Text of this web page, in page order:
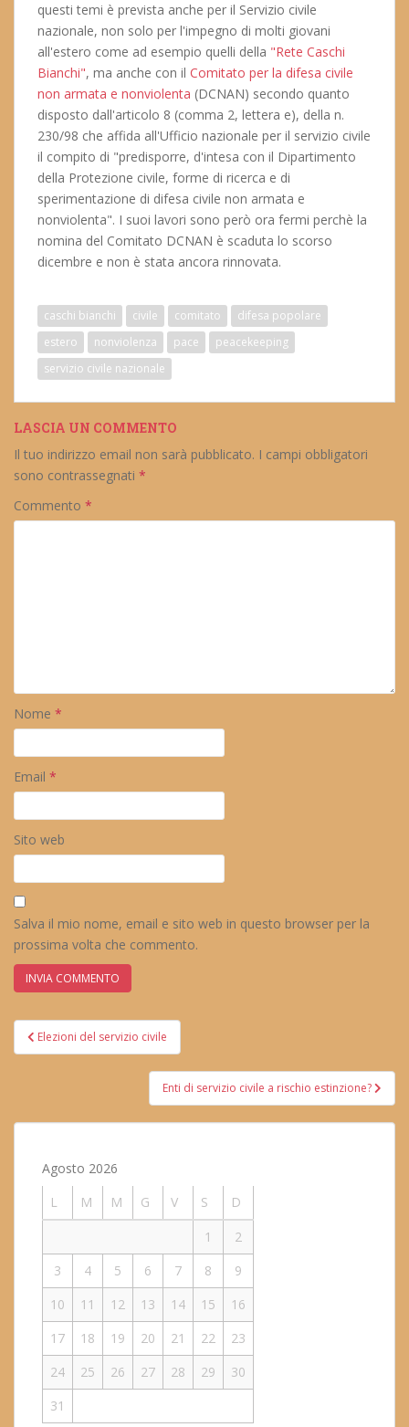
questi temi è prevista anche per il Servizio civile
nazionale, non solo per l'impegno di molti giovani
all'estero come ad esempio quelli della "Rete Caschi
Bianchi", ma anche con il Comitato per la difesa civile
non armata e nonviolenta (DCNAN) secondo quanto
disposto dall'articolo 8 (comma 2, lettera e), della n.
230/98 che affida all'Ufficio nazionale per il servizio civile
il compito di "predisporre, d'intesa con il Dipartimento
della Protezione civile, forme di ricerca e di
sperimentazione di difesa civile non armata e
nonviolenta". I suoi lavori sono però ora fermi perchè la
nomina del Comitato DCNAN è scaduta lo scorso
dicembre e non è stata ancora rinnovata.
caschi bianchi civile comitato
difesa popolare
estero
nonviolenza pace
peacekeeping
servizio civile nazionale
LASCIA UN COMMENTO
Il tuo indirizzo email non sarà pubblicato. I campi obbligatori
sono contrassegnati *
Commento *
Nome *
Email *
Sito web
Salva il mio nome, email e sito web in questo browser per la
prossima volta che commento.
Navigazione
articoli
Elezioni del servizio civile
Enti di servizio civile a rischio estinzione?
Agosto 2026
L
M M G V S
D
1
2
3
4 5 6 7 8
9
10
11 12 13 14 15
16
17
18 19 20 21 22
23
24
25 26 27 28 29
30
31